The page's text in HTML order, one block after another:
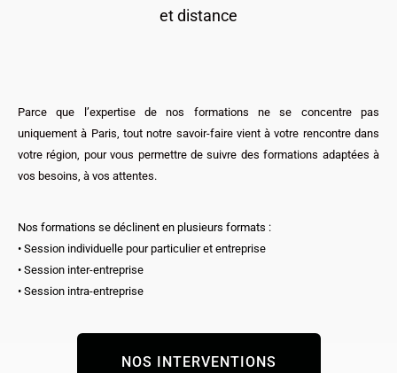
et distance
Parce que l’expertise de nos formations ne se concentre pas
uniquement à Paris, tout notre savoir-faire vient à votre rencontre dans
votre région, pour vous permettre de suivre des formations adaptées à
vos besoins, à vos attentes.
Nos formations se déclinent en plusieurs formats :
• Session individuelle pour particulier et entreprise
• Session inter-entreprise
• Session intra-entreprise
NOS INTERVENTIONS